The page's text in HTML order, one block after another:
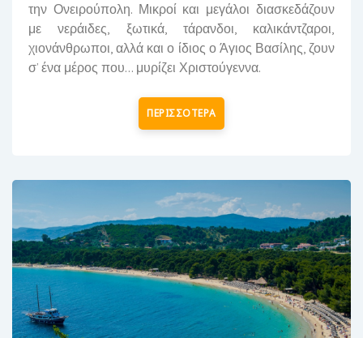
την Ονειρούπολη. Μικροί και μεγάλοι διασκεδάζουν
με νεράιδες, ξωτικά, τάρανδοι, καλικάντζαροι,
χιονάνθρωποι, αλλά και ο ίδιος ο Άγιος Βασίλης, ζουν
σ’ ένα μέρος που... μυρίζει Χριστούγεννα.
ΠΕΡΙΣΣΟΤΕΡΑ